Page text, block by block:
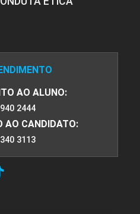
AO ALUNO:
2444
AO CANDIDATO:
3113